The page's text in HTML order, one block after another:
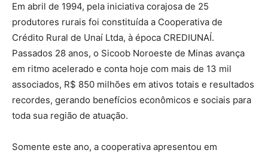
Em abril de 1994, pela iniciativa corajosa de 25
produtores rurais foi constituída a Cooperativa de
Crédito Rural de Unaí Ltda, à época CREDIUNAÍ.
Passados 28 anos, o Sicoob Noroeste de Minas avança
em ritmo acelerado e conta hoje com mais de 13 mil
associados, R$ 850 milhões em ativos totais e resultados
recordes, gerando benefícios econômicos e sociais para
toda sua região de atuação.
Somente este ano, a cooperativa apresentou em